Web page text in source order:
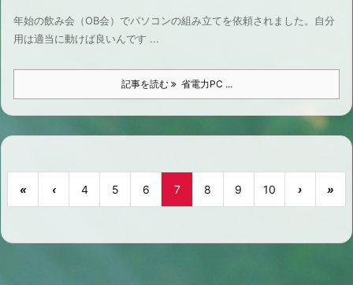
年始の飲み会（OB会）でパソコンの組み立てを依頼されました。自分
用は適当に動けば良いんです ...
記事を読む 省電力PC ...
« ‹ 4 5 6 7 8 9 10 › »